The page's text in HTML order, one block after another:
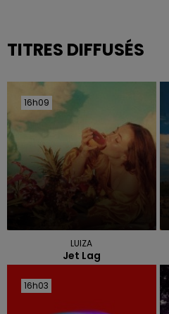
TITRES DIFFUSÉS
16h09
16h09
LUIZA
Jet Lag
16h03
16h03